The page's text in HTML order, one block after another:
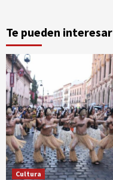
Te pueden interesar
Cultura